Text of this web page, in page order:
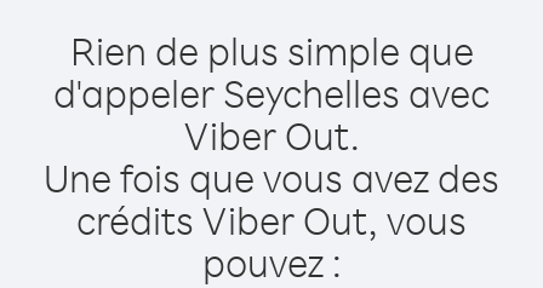
Rien de plus simple que
d'appeler Seychelles avec
Viber Out.
Une fois que vous avez des
crédits Viber Out, vous
pouvez :